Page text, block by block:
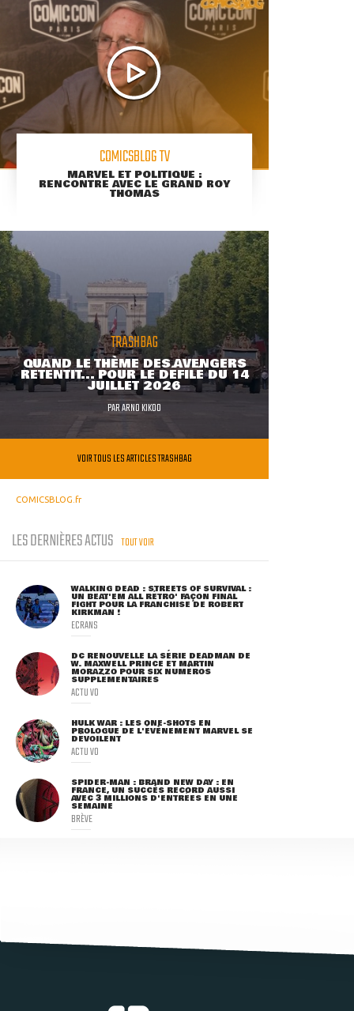
COMICSBLOG TV
MARVEL ET POLITIQUE :
RENCONTRE AVEC LE GRAND ROY
THOMAS
TRASHBAG
QUAND LE THÈME DES AVENGERS
RETENTIT... POUR LE DÉFILÉ DU 14
JUILLET 2026
PARARNO KIKOO
VOIR TOUS LES ARTICLES TRASHBAG
COMICSBLOG.fr
LES DERNIÈRES ACTUS TOUT VOIR
WALKING DEAD : STREETS OF SURVIVAL :
UN BEAT'EM ALL RÉTRO' FAÇON FINAL
FIGHT POUR LA FRANCHISE DE ROBERT
KIRKMAN !
ECRANS
DC RENOUVELLE LA SÉRIE DEADMAN DE
W. MAXWELL PRINCE ET MARTIN
MORAZZO POUR SIX NUMÉROS
SUPPLÉMENTAIRES
ACTU VO
HULK WAR : LES ONE-SHOTS EN
PROLOGUE DE L'ÉVÈNEMENT MARVEL SE
DÉVOILENT
ACTU VO
SPIDER-MAN : BRAND NEW DAY : EN
FRANCE, UN SUCCÈS RECORD AUSSI
AVEC 3 MILLIONS D'ENTRÉES EN UNE
SEMAINE
BRÈVE